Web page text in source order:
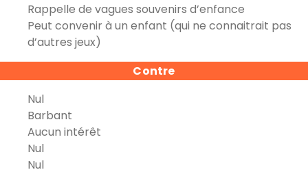
Rappelle de vagues souvenirs d’enfance
Peut convenir à un enfant (qui ne connaitrait pas
d’autres jeux)
Contre
Nul
Barbant
Aucun intérêt
Nul
Nul